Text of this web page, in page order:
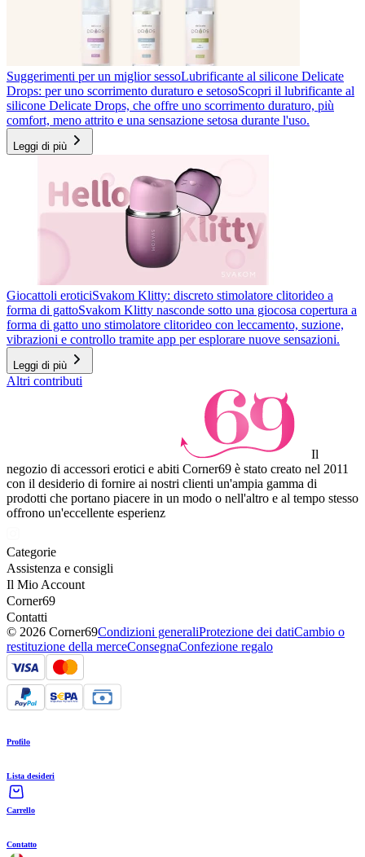
Suggerimenti per un miglior sessoLubrificante al silicone Delicate
Drops: per uno scorrimento duraturo e setosoScopri il lubrificante al
silicone Delicate Drops, che offre uno scorrimento duraturo, più
comfort, meno attrito e una sensazione setosa durante l'uso.
Leggi di più
Giocattoli eroticiSvakom Klitty: discreto stimolatore clitorideo a
forma di gattoSvakom Klitty nasconde sotto una giocosa copertura a
forma di gatto uno stimolatore clitorideo con leccamento, suzione,
vibrazioni e controllo tramite app per esplorare nuove sensazioni.
Leggi di più
Altri contributi
Il
negozio di accessori erotici e abiti Corner69 è stato creato nel 2011
con il desiderio di fornire ai nostri clienti un'ampia gamma di
prodotti che portano piacere in un modo o nell'altro e al tempo stesso
offrono un'eccellente esperienz
Categorie
Assistenza e consigli
Il Mio Account
Corner69
Contatti
© 2026 Corner69Condizioni generaliProtezione dei datiCambio o
restituzione della merceConsegnaConfezione regalo
Profilo
Lista desideri
Carrello
Contatto